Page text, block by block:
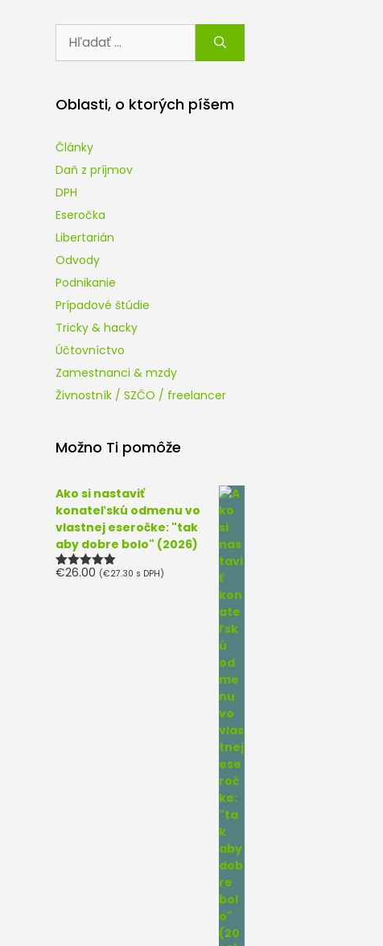
Oblasti, o ktorých píšem
Články
Daň z príjmov
DPH
Eseročka
Libertarián
Odvody
Podnikanie
Prípadové štúdie
Tricky & hacky
Účtovníctvo
Zamestnanci & mzdy
Živnostník / SZČO / freelancer
Možno Ti pomôže
Ako si nastaviť
konateľskú odmenu vo
vlastnej eseročke: "tak
aby dobre bolo" (2026)
Hodnotenie
€26.00 (€27.30 s DPH)